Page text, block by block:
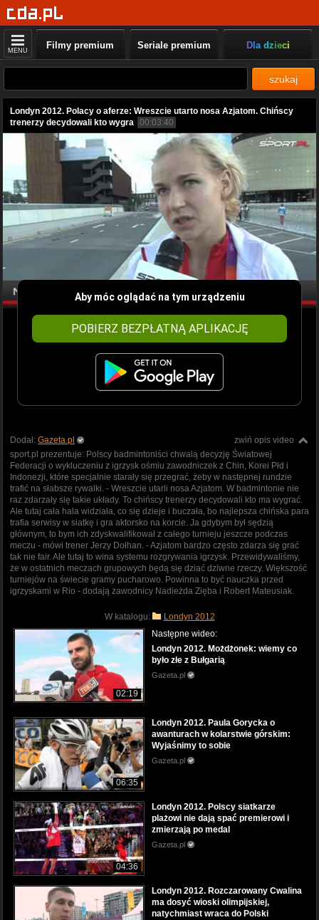
MENU Filmy premium Seriale premium Dla dzieci
szukaj
Londyn 2012. Polacy o aferze: Wreszcie utarto nosa Azjatom. Chińscy
trenerzy decydowali kto wygra 00:03:40
Aby móc oglądać na tym urządzeniu
POBIERZ BEZPŁATNĄ APLIKACJĘ
zwiń opis video
Dodał: Gazeta.pl
sport.pl prezentuje: Polscy badmintoniści chwalą decyzję Światowej
Federacji o wykluczeniu z igrzysk ośmiu zawodniczek z Chin, Korei Płd i
Indonezji, które specjalnie starały się przegrać, żeby w następnej rundzie
trafić na słabsze rywalki. - Wreszcie utarli nosa Azjatom. W badmintonie nie
raz zdarzały się takie układy. To chińscy trenerzy decydowali kto ma wygrać.
Ale tutaj cała hala widziała, co się dzieje i buczała, bo najlepsza chińska para
trafia serwisy w siatkę i gra aktorsko na korcie. Ja gdybym był sędzią
głównym, to bym ich zdyskwalifikował z całego turnieju jeszcze podczas
meczu - mówi trener Jerzy Dołhan. - Azjatom bardzo często zdarza się grać
tak nie fair. Ale tutaj to wina systemu rozgrywania igrzysk. Przewidywaliśmy,
że w ostatnich meczach grupowych będą się dziać dziwne rzeczy. Większość
turniejów na świecie gramy pucharowo. Powinna to być nauczka przed
igrzyskami w Rio - dodają zawodnicy Nadieżda Zięba i Robert Mateusiak.
W katalogu: Londyn 2012
02:19
Następne wideo:
Londyn 2012. Możdżonek: wiemy co
było złe z Bułgarią
Gazeta.pl
06:35
Londyn 2012. Paula Gorycka o
awanturach w kolarstwie górskim:
Wyjaśnimy to sobie
Gazeta.pl
04:36
Londyn 2012. Polscy siatkarze
plażowi nie dają spać premierowi i
zmierzają po medal
Gazeta.pl
Londyn 2012. Rozczarowany Cwalina
ma dosyć wioski olimpijskiej,
natychmiast wraca do Polski